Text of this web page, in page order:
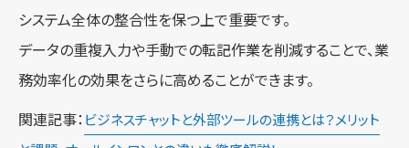
システム全体の整合性を保つ上で重要です。
データの重複入力や手動での転記作業を削減することで、業
務効率化の効果をさらに高めることができます。
関連記事： ビジネスチャットと外部ツールの連携とは？メリット